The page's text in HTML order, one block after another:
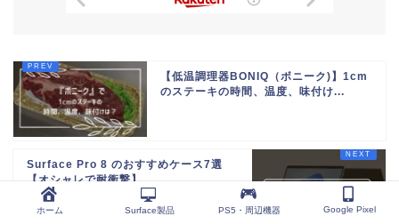
【低温調理器BONIQ（ボニーク)】1cm
のステーキの時間、温度、味付け...
Surface Pro 8 のおすすめケース7選
【オシャレで耐衝撃】
ホーム Surface製品 PS5・周辺機器 Google Pixel